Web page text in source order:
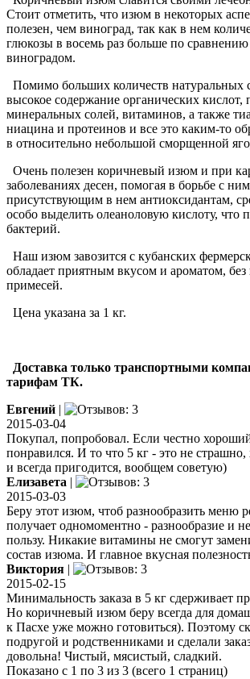
Стоит отметить, что изюм в некоторых
полезен, чем виноград, так как в нем
глюкозы в восемь раз больше по
виноградом.
Помимо больших количеств натуральных
высокое содержание органических кислот,
минеральных солей, витаминов, а также
ниацина и протеинов и все это каким-то
в относительно небольшой сморщенной
Очень полезен коричневый изюм и при
заболеваниях десен, помогая в борьбе с
присутствующим в нем антиоксидантам,
особо выделить олеаноловую кислоту, что
бактерий.
Наш изюм завозится с кубанских
обладает приятным вкусом и ароматом, без
примесей.
Цена указана за 1 кг.
Доставка только транспортными
тарифам ТК.
Евгений |
2015-03-04
Покупал, попробовал. Если честно
понравился. И то что 5 кг - это не
и всегда пригодится, вообщем советую)
Елизавета |
2015-03-03
Беру этот изюм, чтоб разнообразить меню
получает одномоментно - разнообразие и
пользу. Никакие витамины не смогут
состав изюма. И главное вкусная
Виктория |
2015-02-15
Минимальность заказа в 5 кг сдерживает
Но коричневый изюм беру всегда для
к Пасхе уже можно готовиться). Поэтому
подругой и родственниками и сделали
довольна! Чистый, мясистый, сладкий.
Показано с 1 по 3 из 3 (всего 1 страниц)